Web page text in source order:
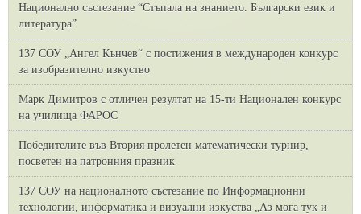
Национално състезание “Стъпала на знанието. Български език и
литература”
137 СОУ „Ангел Кънчев“ с постижения в международен конкурс
за изобразително изкуство
Марк Димитров с отличен резултат на 15-ти Национален конкурс
на училища ФАРОС
Победителите във Втория пролетен математически турнир,
посветен на патронния празник
137 СОУ на националното състезание по Информационни
технологии, информатика и визуални изкуства „Аз мога тук и